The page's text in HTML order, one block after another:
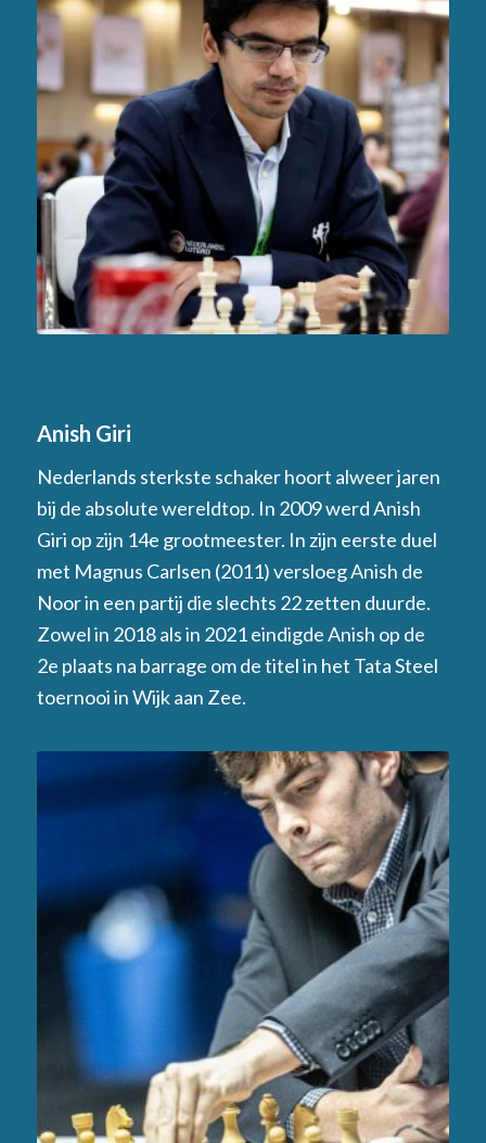
Anish Giri
Nederlands sterkste schaker hoort alweer jaren
bij de absolute wereldtop. In 2009 werd Anish
Giri op zijn 14e grootmeester. In zijn eerste duel
met Magnus Carlsen (2011) versloeg Anish de
Noor in een partij die slechts 22 zetten duurde.
Zowel in 2018 als in 2021 eindigde Anish op de
2e plaats na barrage om de titel in het Tata Steel
toernooi in Wijk aan Zee.